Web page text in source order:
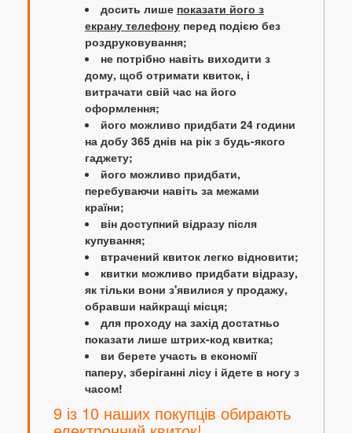
досить лише показати його з
екрану телефону перед подією без
роздруковування;
не потрібно навіть виходити з
дому, щоб отримати квиток, і
витрачати свій час на його
оформлення;
його можливо придбати 24 години
на добу 365 днів на рік з будь-якого
гаджету;
його можливо придбати,
перебуваючи навіть за межами
країни;
він доступний відразу після
купування;
втрачений квиток легко відновити;
квитки можливо придбати відразу,
як тільки вони з'явилися у продажу,
обравши найкращі місця;
для проходу на захід достатньо
показати лише штрих-код квитка;
ви берете участь в економії
паперу, зберіганні лісу і йдете в ногу з
часом!
9 із 10 наших покупців обирають